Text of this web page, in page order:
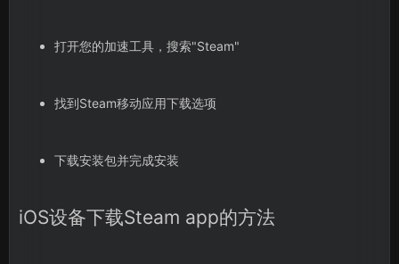
打开您的加速工具，搜索"Steam"
找到Steam移动应用下载选项
下载安装包并完成安装
iOS设备下载Steam app的方法